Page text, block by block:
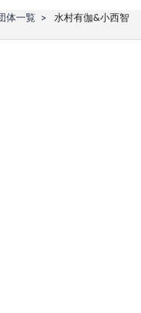
体一覧
水村有伽&小西智